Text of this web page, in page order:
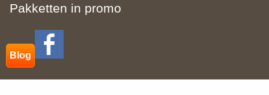
Pakketten in promo
Blog